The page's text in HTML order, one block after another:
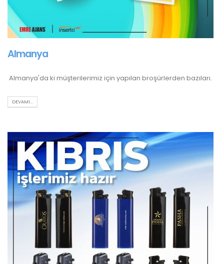
Almanya
Almanya'da ki müşterilerimiz için yapılan broşürlerden bazıları.
DEVAMI...